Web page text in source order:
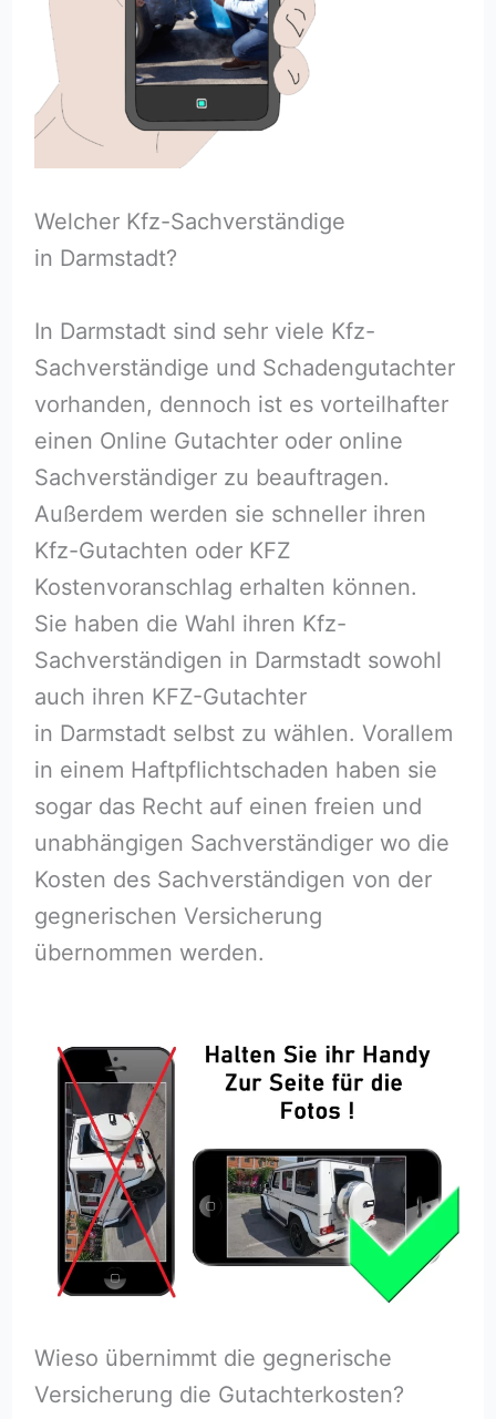
Welcher Kfz-Sachverständige
in Darmstadt?
In Darmstadt sind sehr viele Kfz-
Sachverständige und Schadengutachter
vorhanden, dennoch ist es vorteilhafter
einen Online Gutachter oder online
Sachverständiger zu beauftragen.
Außerdem werden sie schneller ihren
Kfz-Gutachten oder KFZ
Kostenvoranschlag erhalten können.
Sie haben die Wahl ihren Kfz-
Sachverständigen in Darmstadt sowohl
auch ihren KFZ-Gutachter
in Darmstadt selbst zu wählen. Vorallem
in einem Haftpflichtschaden haben sie
sogar das Recht auf einen freien und
unabhängigen Sachverständiger wo die
Kosten des Sachverständigen von der
gegnerischen Versicherung
übernommen werden.
Wieso übernimmt die gegnerische
Versicherung die Gutachterkosten?